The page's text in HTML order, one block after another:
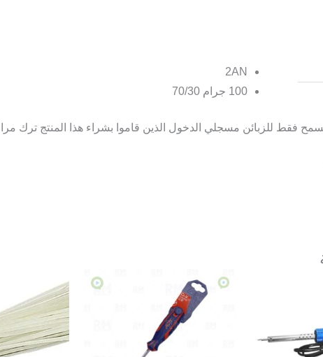
2AN
100 جرام 70/30
فقط للزبائن مسجلي الدخول الذين قاموا بشراء هذا المنتج ترك